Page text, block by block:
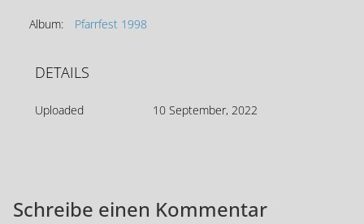
Album: Pfarrfest 1998
DETAILS
Uploaded 10 September, 2022
Schreibe einen Kommentar